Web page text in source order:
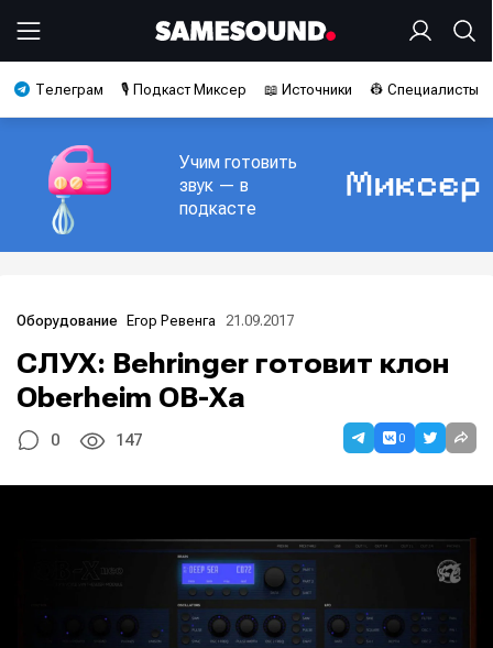
Телеграм 🎙️ Подкаст Миксер 📖 Источники 👷 Специалисты
Учим готовить
звук — в
подкасте
Оборудование Егор Ревенга 21.09.2017
СЛУХ: Behringer готовит клон
Oberheim OB-Xa
0 147 0